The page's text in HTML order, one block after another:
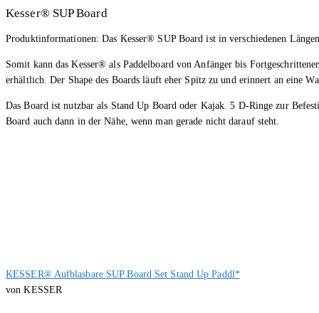
Kesser® SUP Board
Produktinformationen: Das Kesser® SUP Board ist in verschiedenen
Somit kann das Kesser® als Paddelboard von Anfänger bis
erhältlich. Der Shape des Boards läuft eher Spitz zu und erinnert an eine
Das Board ist nutzbar als Stand Up Board oder Kajak. 5 D-Ringe zur
Board auch dann in der Nähe, wenn man gerade nicht darauf steht.
KESSER® Aufblasbare SUP Board Set Stand Up Paddl*
von KESSER